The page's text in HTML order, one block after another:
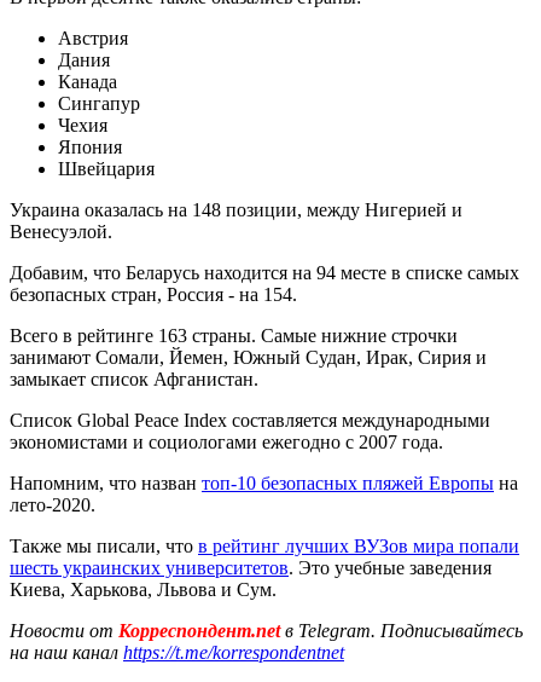
Австрия
Дания
Канада
Сингапур
Чехия
Япония
Швейцария
Украина оказалась на 148 позиции, между Нигерией и
Венесуэлой.
Добавим, что Беларусь находится на 94 месте в списке самых
безопасных стран, Россия - на 154.
Всего в рейтинге 163 страны. Самые нижние строчки
занимают Сомали, Йемен, Южный Судан, Ирак, Сирия и
замыкает список Афганистан.
Список Global Peace Index составляется международными
экономистами и социологами ежегодно с 2007 года.
Напомним, что назван топ-10 безопасных пляжей Европы на
лето-2020.
Также мы писали, что в рейтинг лучших ВУЗов мира попали
шесть украинских университетов. Это учебные заведения
Киева, Харькова, Львова и Сум.
Новости от Корреспондент.netв Telegram. Подписывайтесь
на наш канал https://t.me/korrespondentnet